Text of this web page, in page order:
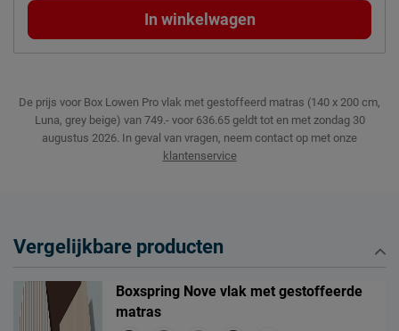
In winkelwagen
De prijs voor Box Lowen Pro vlak met gestoffeerd matras (140 x 200 cm,
Luna, grey beige) van 749.- voor 636.65 geldt tot en met zondag 30
augustus 2026. In geval van vragen, neem contact op met onze
klantenservice
Vergelijkbare producten
Boxspring Nove vlak met gestoffeerde
matras